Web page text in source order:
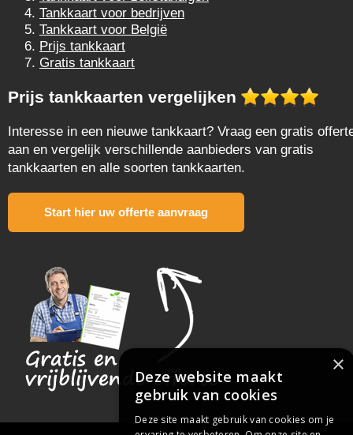
Tankkaart voor bedrijven
Tankkaart voor België
Prijs tankkaart
Gratis tankkaart
Prijs tankkaarten vergelijken
Interesse in een nieuwe tankkaart? Vraag een gratis
aan en vergelijk verschillende aanbieders van gratis
tankkaarten en alle soorten tankkaarten.
Start hier uw offerte aanvraag
×
Deze website maakt
gebruik van cookies
Deze site maakt gebruik van cookies om je